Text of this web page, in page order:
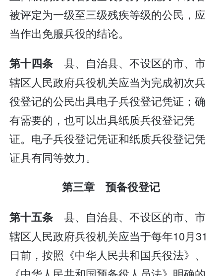
被评定为一级至三级残疾等级的公民，应
当作出免服兵役的结论。
第十四条县、自治县、不设区的市、市
辖区人民政府兵役机关应当为完成初次兵
役登记的公民出具电子兵役登记凭证；确
有需要的，也可以出具纸质兵役登记凭
证。电子兵役登记凭证和纸质兵役登记凭
证具有同等效力。
第三章 预备役登记
第十五条县、自治县、不设区的市、市
辖区人民政府兵役机关应当于每年10月31
日前，按照《中华人民共和国兵役法》、